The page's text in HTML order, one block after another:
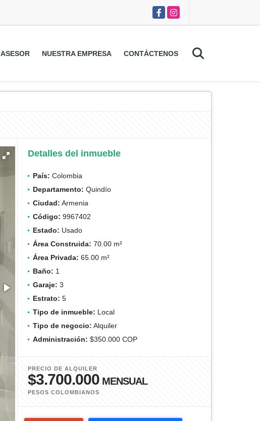
FacebookInstagram
ASESOR NUESTRA EMPRESA CONTÁCTENOS
Detalles del inmueble
País: Colombia
Departamento: Quindío
Ciudad: Armenia
Código: 9967402
Estado: Usado
Área Construida: 70.00 m²
Área Privada: 65.00 m²
Baño: 1
Garaje: 3
Estrato: 5
Tipo de inmueble: Local
Tipo de negocio: Alquiler
Administración: $350.000 COP
PRECIO DE ALQUILER
$3.700.000 MENSUAL
PESOS COLOMBIANOS